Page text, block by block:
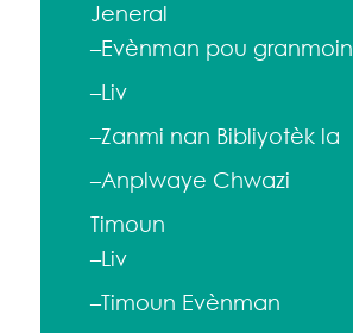
Jeneral
–Evènman pou granmoin
–Liv
–Zanmi nan Bibliyotèk la
–Anplwaye Chwazi
Timoun
–Liv
–Timoun Evènman